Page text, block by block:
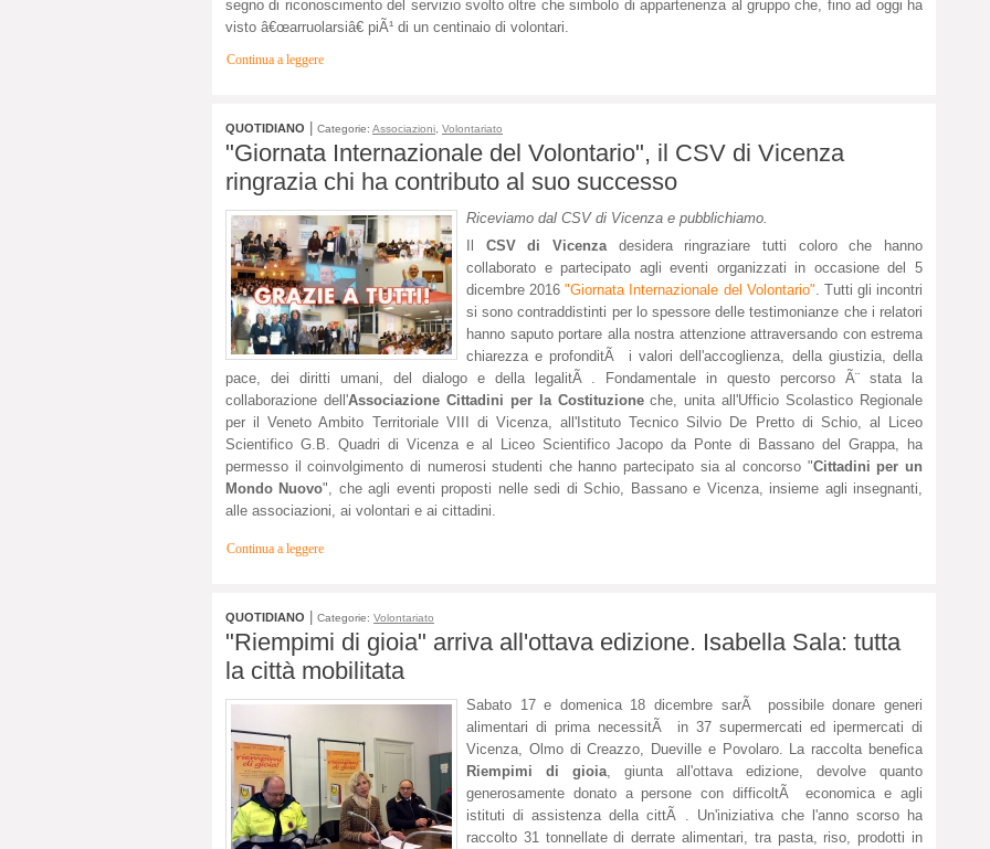
segno di riconoscimento del servizio svolto oltre che simbolo di appartenenza al gruppo che, fino ad oggi ha
visto â€œarruolarsiâ€ piÃ¹ di un centinaio di volontari.
Continua a leggere
QUOTIDIANO Categorie: Associazioni, Volontariato
"Giornata Internazionale del Volontario", il CSV di Vicenza
ringrazia chi ha contributo al suo successo
Riceviamo dal CSV di Vicenza e pubblichiamo.
CSV di Vicenza desidera ringraziare tutti coloro che hanno
collaborato e partecipato agli eventi organizzati in occasione del 5
dicembre 2016"Giornata Internazionale del Volontario" . Tutti gli incontri
si sono contraddistinti per lo spessore delle testimonianze che i relatori
hanno saputo portare alla nostra attenzione attraversando con estrema
chiarezza e profonditÃ i valori dell'accoglienza, della giustizia, della
pace, dei diritti umani, del dialogo e della legalitÃ . Fondamentale in questo percorso Ã¨ stata la
collaborazione dell'Associazione Cittadini per la Costituzioneche, unita all'Ufficio Scolastico Regionale
per il Veneto Ambito Territoriale VIII di Vicenza, all'Istituto Tecnico Silvio De Pretto di Schio, al Liceo
Scientifico G.B. Quadri di Vicenza e al Liceo Scientifico Jacopo da Ponte di Bassano del Grappa, ha
permesso il coinvolgimento di numerosi studenti che hanno partecipato sia al concorso "Cittadini per un
Mondo Nuovo", che agli eventi proposti nelle sedi di Schio, Bassano e Vicenza, insieme agli insegnanti,
alle associazioni, ai volontari e ai cittadini.
Continua a leggere
QUOTIDIANO Categorie: Volontariato
"Riempimi di gioia" arriva all'ottava edizione. Isabella Sala: tutta
la città mobilitata
Sabato 17 e domenica 18 dicembre sarÃ possibile donare generi
alimentari di prima necessitÃ in 37 supermercati ed ipermercati di
Vicenza, Olmo di Creazzo, Dueville e Povolaro. La raccolta benefica
Riempimi di gioia, giunta all'ottava edizione, devolve quanto
generosamente donato a persone con difficoltÃ economica e agli
istituti di assistenza della cittÃ . Un'iniziativa che l'anno scorso ha
raccolto 31 tonnellate di derrate alimentari, tra pasta, riso, prodotti in